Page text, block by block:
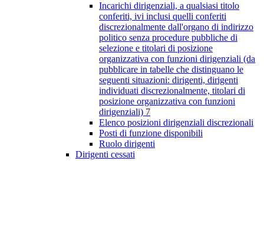
Incarichi dirigenziali, a qualsiasi titolo
conferiti, ivi inclusi quelli conferiti
discrezionalmente dall'organo di indirizzo
politico senza procedure pubbliche di
selezione e titolari di posizione
organizzativa con funzioni dirigenziali (da
pubblicare in tabelle che distinguano le
seguenti situazioni: dirigenti, dirigenti
individuati discrezionalmente, titolari di
posizione organizzativa con funzioni
dirigenziali) 7
Elenco posizioni dirigenziali discrezionali
Posti di funzione disponibili
Ruolo dirigenti
Dirigenti cessati